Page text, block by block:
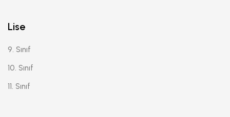
Lise
9. Sınıf
10. Sınıf
11. Sınıf